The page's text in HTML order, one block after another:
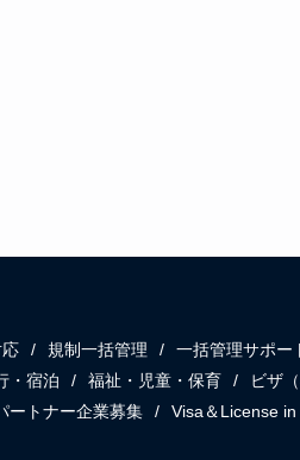
規制一括管理 一括管理サポー
・宿泊 福祉・児童・保育 ビザ
ートナー企業募集 Visa＆License